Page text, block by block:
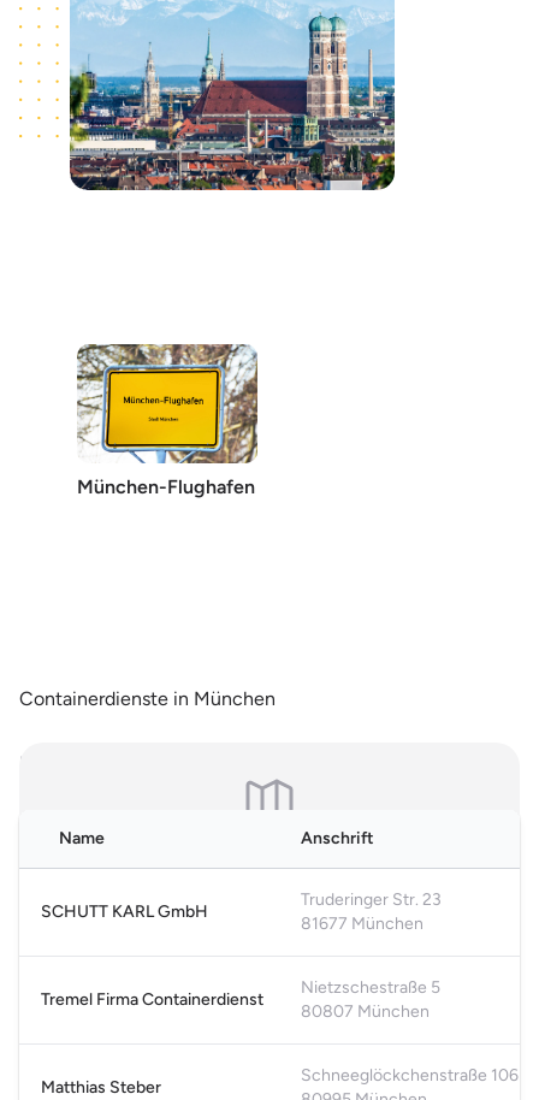
München-Flughafen
Containerdienste in München
Bitte akzeptiere die funktionalen Cookies, um die Karte
anzuzeigen.
Cookie-Einstellungen öffnen
Hinweis: Es handelt sich um allgemeine, online einsehbare Branchendaten.
Falls Sie Ihren Eintrag auf unserer Seite nicht wünschen, können Sie uns
Name Anschrift
SCHUTT KARL GmbH
Truderinger Str. 23
81677 München
Tremel Firma Containerdienst
Nietzschestraße 5
80807 München
Matthias Steber
Schneeglöckchenstraße 106B